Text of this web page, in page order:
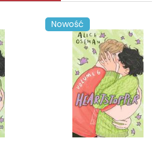
Nowość